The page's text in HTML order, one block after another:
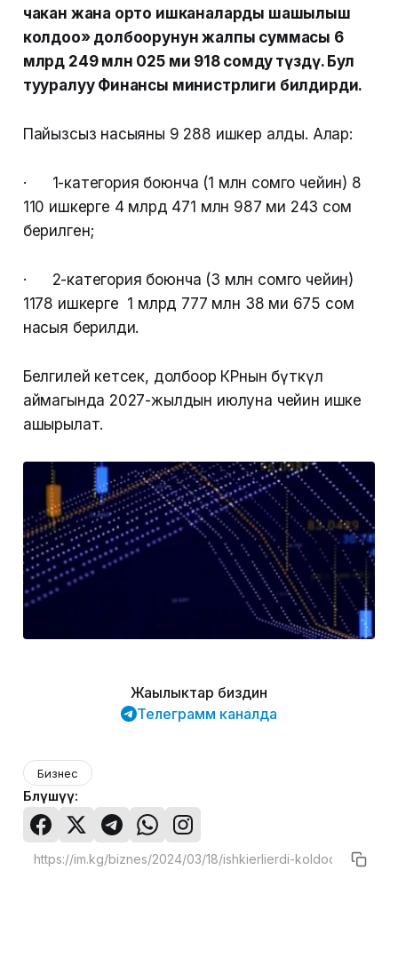
чакан жана орто ишканаларды шашылыш
колдоо» долбоорунун жалпы суммасы 6
млрд 249 млн 025 миң 918 сомду түздү. Бул
тууралуу Финансы министрлиги билдирди.
Пайызсыз насыяны 9 288 ишкер алды. Алар:
· 1-категория боюнча (1 млн сомго чейин) 8
110 ишкерге 4 млрд 471 млн 987 миң 243 сом
берилген;
· 2-категория боюнча (3 млн сомго чейин)
1178 ишкерге 1 млрд 777 млн 38 миң 675 сом
насыя берилди.
Белгилей кетсек, долбоор КРнын бүткүл
аймагында 2027-жылдын июлуна чейин ишке
ашырылат.
Жаңылыктар биздин
Телеграмм каналда
Бизнес
Бөлүшүү: